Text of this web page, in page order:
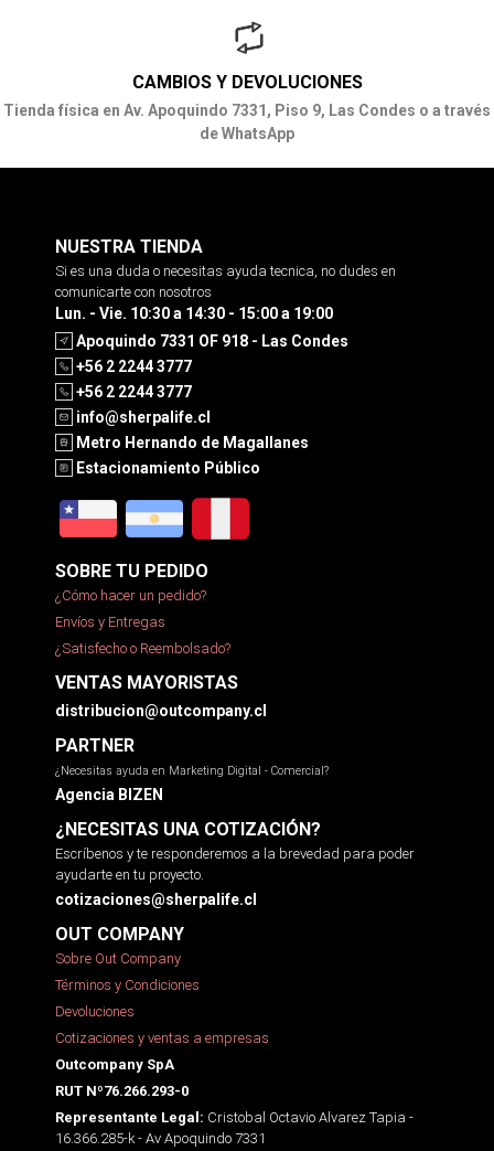
CAMBIOS Y DEVOLUCIONES
Tienda física en Av. Apoquindo 7331, Piso 9, Las Condes o a través
de WhatsApp
NUESTRA TIENDA
Si es una duda o necesitas ayuda tecnica, no dudes en
comunicarte con nosotros
Lun. - Vie. 10:30 a 14:30 - 15:00 a 19:00
Apoquindo 7331 OF 918 - Las Condes
+56 2 2244 3777
+56 2 2244 3777
info@sherpalife.cl
Metro Hernando de Magallanes
Estacionamiento Público
SOBRE TU PEDIDO
¿Cómo hacer un pedido?
Envíos y Entregas
¿Satisfecho o Reembolsado?
VENTAS MAYORISTAS
distribucion@outcompany.cl
PARTNER
¿Necesitas ayuda en Marketing Digital - Comercial?
Agencia BIZEN
¿NECESITAS UNA COTIZACIÓN?
Escríbenos y te responderemos a la brevedad para poder
ayudarte en tu proyecto.
cotizaciones@sherpalife.cl
OUT COMPANY
Sobre Out Company
Términos y Condiciones
Devoluciones
Cotizaciones y ventas a empresas
Outcompany SpA
RUT Nº76.266.293-0
Representante Legal: Cristobal Octavio Alvarez Tapia -
16.366.285-k - Av Apoquindo 7331